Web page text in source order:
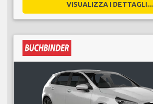
VISUALIZZA I DETTAGLI...